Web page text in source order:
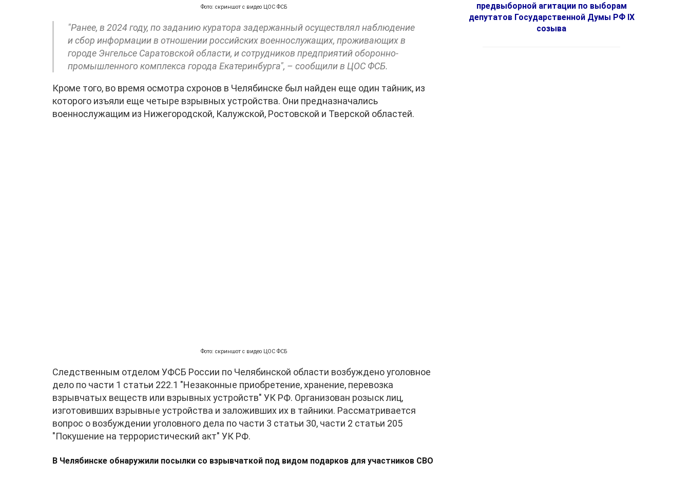
Фото: скриншот с видео ЦОС ФСБ
"Ранее, в 2024 году, по заданию куратора задержанный осуществлял наблюдение
и сбор информации в отношении российских военнослужащих, проживающих в
городе Энгельсе Саратовской области, и сотрудников предприятий оборонно-
промышленного комплекса города Екатеринбурга", – сообщили в ЦОС ФСБ.
Кроме того, во время осмотра схронов в Челябинске был найден еще один тайник, из
которого изъяли еще четыре взрывных устройства. Они предназначались
военнослужащим из Нижегородской, Калужской, Ростовской и Тверской областей.
Фото: скриншот с видео ЦОС ФСБ
Следственным отделом УФСБ России по Челябинской области возбуждено уголовное
дело по части 1 статьи 222.1 "Незаконные приобретение, хранение, перевозка
взрывчатых веществ или взрывных устройств" УК РФ. Организован розыск лиц,
изготовивших взрывные устройства и заложивших их в тайники. Рассматривается
вопрос о возбуждении уголовного дела по части 3 статьи 30, части 2 статьи 205
"Покушение на террористический акт" УК РФ.
В Челябинске обнаружили посылки со взрывчаткой под видом подарков для участников СВО
предвыборной агитации по выборам
депутатов Государственной Думы РФ IX
созыва